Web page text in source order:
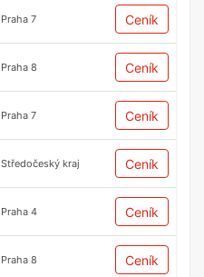
Praha 7 Ceník
Praha 8 Ceník
Praha 7 Ceník
Středočeský kraj Ceník
Praha 4 Ceník
Praha 8 Ceník